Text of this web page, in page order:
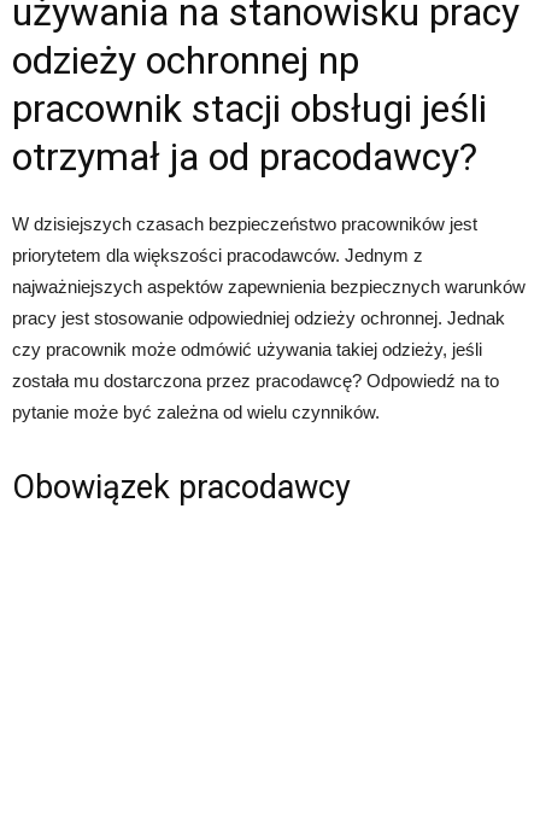
używania na stanowisku pracy
odzieży ochronnej np
pracownik stacji obsługi jeśli
otrzymał ja od pracodawcy?
W dzisiejszych czasach bezpieczeństwo pracowników jest
priorytetem dla większości pracodawców. Jednym z
najważniejszych aspektów zapewnienia bezpiecznych warunków
pracy jest stosowanie odpowiedniej odzieży ochronnej. Jednak
czy pracownik może odmówić używania takiej odzieży, jeśli
została mu dostarczona przez pracodawcę? Odpowiedź na to
pytanie może być zależna od wielu czynników.
Obowiązek pracodawcy